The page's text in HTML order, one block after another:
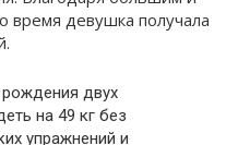
время девушка получала